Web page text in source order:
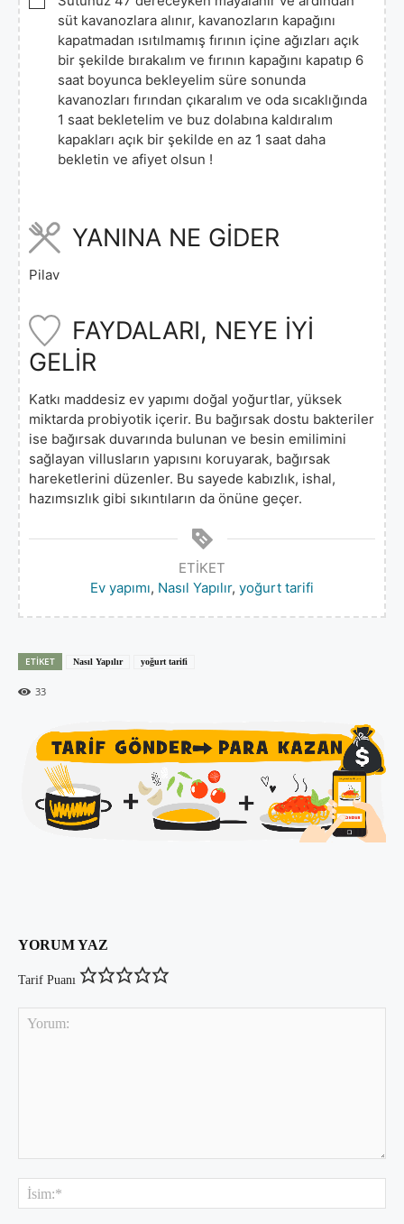
süt kavanozlara alınır, kavanozların kapağını
kapatmadan ısıtılmamış fırının içine ağızları açık
bir şekilde bırakalım ve fırının kapağını kapatıp 6
saat boyunca bekleyelim süre sonunda
kavanozları fırından çıkaralım ve oda sıcaklığında
1 saat bekletelim ve buz dolabına kaldıralım
kapakları açık bir şekilde en az 1 saat daha
bekletin ve afiyet olsun !
YANINA NE GİDER
Pilav
FAYDALARI, NEYE İYİ
GELİR
Katkı maddesiz ev yapımı doğal yoğurtlar, yüksek
miktarda probiyotik içerir. Bu bağırsak dostu bakteriler
ise bağırsak duvarında bulunan ve besin emilimini
sağlayan villusların yapısını koruyarak, bağırsak
hareketlerini düzenler. Bu sayede kabızlık, ishal,
hazımsızlık gibi sıkıntıların da önüne geçer.
ETIKET
Ev yapımı, Nasıl Yapılır, yoğurt tarifi
ETIKET Nasıl Yapılır yoğurt tarifi
33
YORUM YAZ
Tarif Puanı